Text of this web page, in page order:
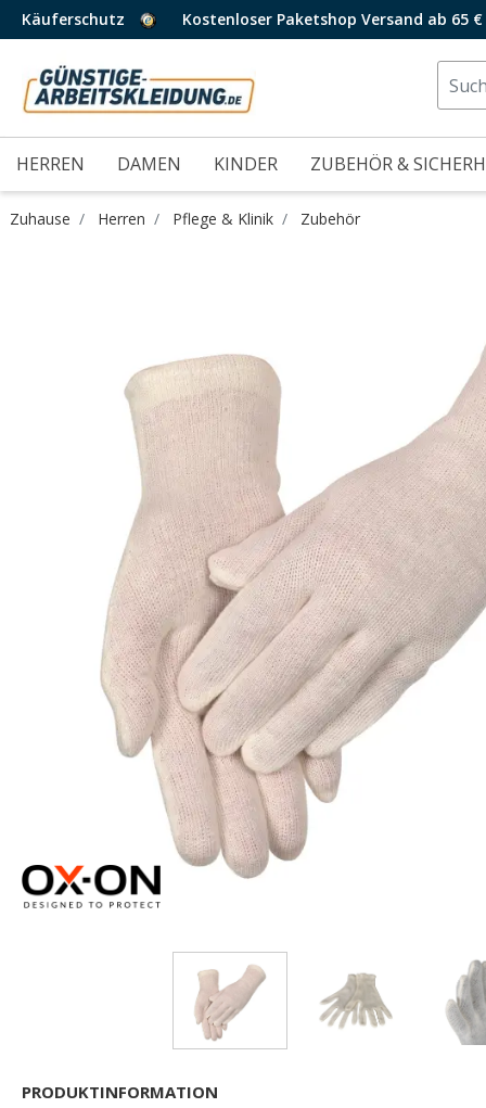
Käuferschutz Kostenloser Paketshop Versand ab 65 €
HERREN DAMEN KINDER ZUBEHÖR &
Zuhause Herren Pflege & Klinik Zubehör
PRODUKTINFORMATION